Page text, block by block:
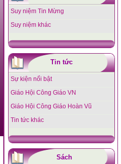
Suy niệm Tin Mừng
Suy niệm khác
Tin tức
Sự kiện nổi bật
Giáo Hội Công Giáo VN
Giáo Hội Công Giáo Hoàn Vũ
Tin tức khác
Sách